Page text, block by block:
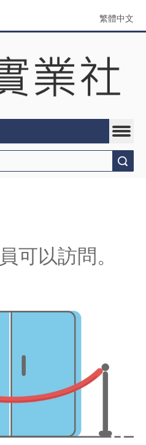
繁體中文
可以訪問。